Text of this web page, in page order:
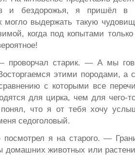
и бездорожья, я пришёл
могло выдержать такую
когда под копытами только
старик. — А мы
этими породами, а
с которыми все
для цирка, чем для чего-
что я от тебя хочу
седоголовый.
я на старого. —
домашних животных или